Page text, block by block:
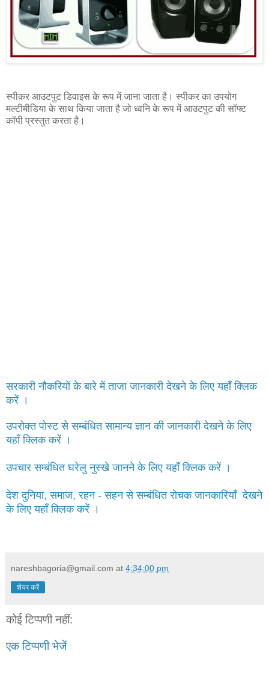
स्पीकर आउटपुट डिवाइस के रूप में जाना जाता है। स्पीकर का उपयोग
मल्टीमीडिया के साथ किया जाता है जो ध्वनि के रूप में आउटपुट की सॉफ्ट
कॉपी प्रस्तुत करता है।
सरकारी नौकरियों के बारे में ताजा जानकारी देखने के लिए यहाँ क्लिक
करें ।
उपरोक्त पोस्ट से सम्बंधित सामान्य ज्ञान की जानकारी देखने के लिए
यहाँ क्लिक करें ।
उपचार सम्बंधित घरेलु नुस्खे जानने के लिए यहाँ क्लिक करें ।
देश दुनिया, समाज, रहन - सहन से सम्बंधित रोचक जानकारियाँ देखने
के लिए यहाँ क्लिक करें ।
nareshbagoria@gmail.com at 4:34:00 pm
शेयर करें
कोई टिप्पणी नहीं:
एक टिप्पणी भेजें